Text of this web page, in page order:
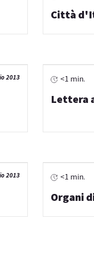
Città
2013 <1 min.
Lettera
2013 <1 min.
Organi